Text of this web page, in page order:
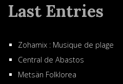
Last Entries
Zohamix : Musique de plage
Central de Abastos
Metsän Folklorea